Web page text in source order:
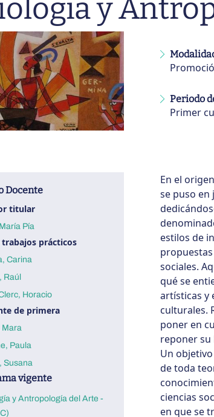
CLÁSICAS
EXTENSIÓN y
Periodo
Primer
Docente
titular
Pía
trabajos prácticos
Carina
Raúl
Horacio
de primera
Mara
Paula
Susana
vigente
y Antropología del Arte -
En el
se puso en
estilos de
sociales.
qué se
artísticas y
culturales.
poner en
reponer su
Un
de toda
ciencias
en que se